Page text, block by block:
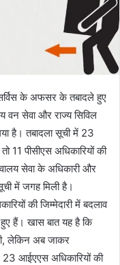
के अफसर के तबादले हुए
वन सेवा और राज्य सिविल
है। तबादला सूची में 23
11 पीसीएस अधिकारियों की
सेवा के अधिकारी और
में जगह मिली है।
की जिम्मेदारी में बदलाव
हुए हैं। खास बात यह है कि
लेकिन अब जाकर
आईएएस अधिकारियों की